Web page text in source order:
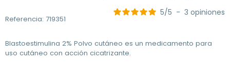
Referencia: 719351
5/5 - 3 opiniones
Blastoestimulina 2% Polvo cutáneo es un medicamento para
uso cutáneo con acción cicatrizante.